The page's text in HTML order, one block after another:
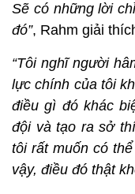
Sẽ có những lời
đó”, Rahm giải
“Tôi nghĩ người
lực chính của tôi
điều gì đó khác
đội và tạo ra sở
tôi rất muốn có
vậy, điều đó thật